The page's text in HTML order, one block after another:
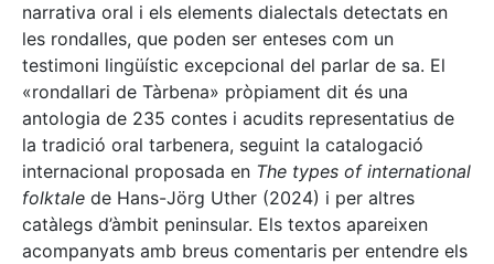
narrativa oral i els elements dialectals detectats en
les rondalles, que poden ser enteses com un
testimoni lingüístic excepcional del parlar de sa. El
«rondallari de Tàrbena» pròpiament dit és una
antologia de 235 contes i acudits representatius de
la tradició oral tarbenera, seguint la catalogació
internacional proposada en The types of international
folktale de Hans-Jörg Uther (2024) i per altres
catàlegs d’àmbit peninsular. Els textos apareixen
acompanyats amb breus comentaris per entendre els